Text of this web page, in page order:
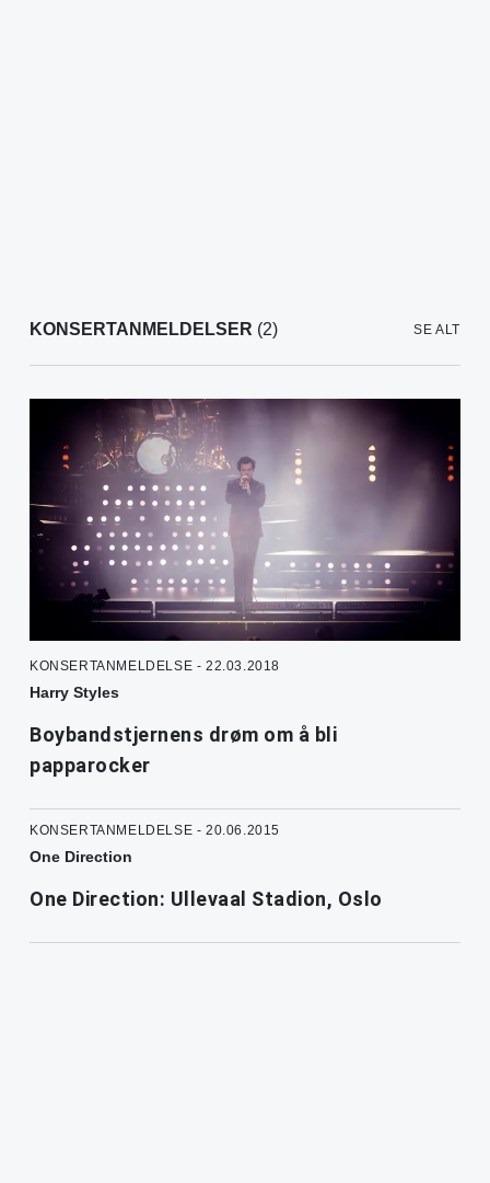
KONSERTANMELDELSER (2) SE ALT
KONSERTANMELDELSE - 22.03.2018
Harry Styles
Boybandstjernens drøm om å bli
papparocker
KONSERTANMELDELSE - 20.06.2015
One Direction
One Direction: Ullevaal Stadion, Oslo